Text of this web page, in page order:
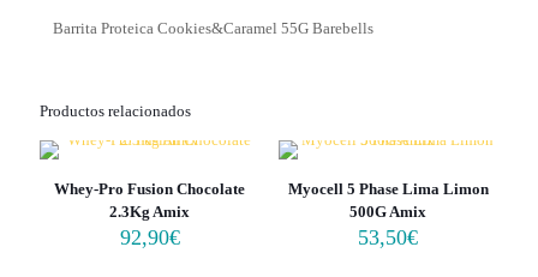
Barrita Proteica Cookies&Caramel 55G Barebells
Productos relacionados
Whey-Pro Fusion Chocolate
2.3Kg Amix
92,90€
Myocell 5 Phase Lima Limon
500G Amix
53,50€